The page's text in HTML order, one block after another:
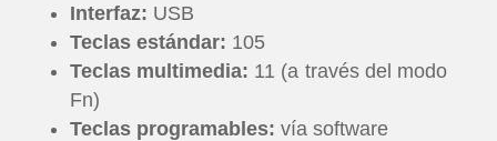
Interfaz: USB
Teclas estándar: 105
Teclas multimedia: 11 (a través del modo
Fn)
Teclas programables: vía software